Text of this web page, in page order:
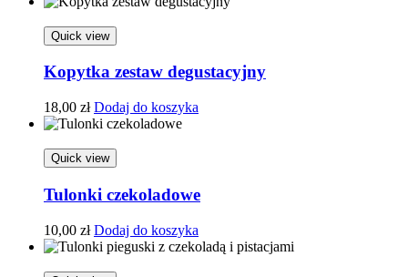
Quick view
Kopytka zestaw degustacyjny
18,00 zł Dodaj do koszyka
Quick view
Tulonki czekoladowe
10,00 zł Dodaj do koszyka